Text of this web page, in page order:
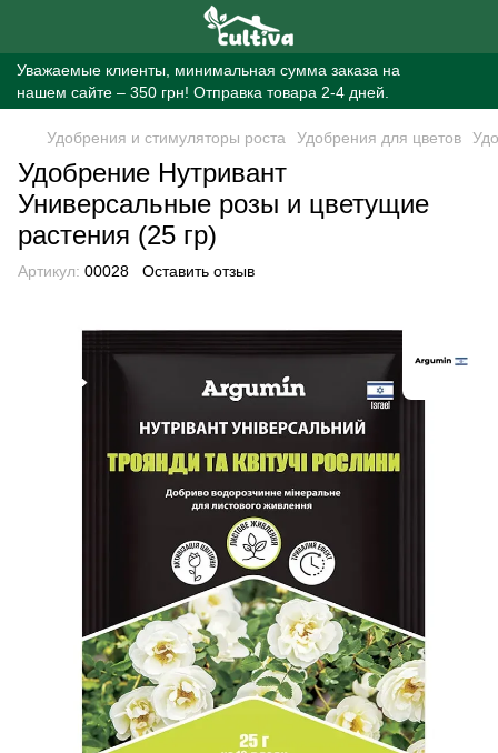
Уважаемые клиенты, минимальная сумма заказа на
нашем сайте – 350 грн! Отправка товара 2-4 дней.
Удобрения и стимуляторы роста Удобрения для цветов
Удобрение Нутривант
Универсальные розы и цветущие
растения (25 гр)
Артикул: 00028 Оставить отзыв